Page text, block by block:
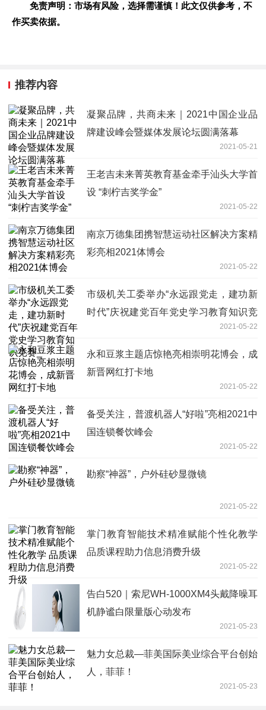
免责声明：市场有风险，选择需谨慎！此文仅供参考，不
作买卖依据。
推荐内容
凝聚品牌，共商未来｜2021中国企业品
牌建设峰会暨媒体发展论坛圆满落幕
2021-05-21
王老吉未来菁英教育基金牵手汕头大学首
设 “刺柠吉奖学金”
2021-05-22
南京万德集团携智慧运动社区解决方案精
彩亮相2021体博会
2021-05-22
市级机关工委举办“永远跟党走，建功新
时代”庆祝建党百年党史学习教育知识竞
2021-05-22
永和豆浆主题店惊艳亮相崇明花博会，成
新晋网红打卡地
2021-05-22
备受关注，普渡机器人“好啦”亮相2021中
国连锁餐饮峰会
2021-05-22
勘察“神器”，户外硅砂显微镜
2021-05-22
掌门教育智能技术精准赋能个性化教学
品质课程助力信息消费升级
2021-05-22
告白520｜索尼WH-1000XM4头戴降噪耳
机静谧白限量版心动发布
2021-05-23
魅力女总裁—菲美国际美业综合平台创始
人，菲菲！
2021-05-23